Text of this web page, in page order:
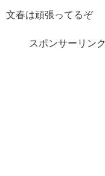
春は頑張ってるぞ
スポンサーリンク